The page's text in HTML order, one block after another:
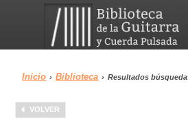
Menu
Inicio › Biblioteca › Resultados búsqueda
VOLVER